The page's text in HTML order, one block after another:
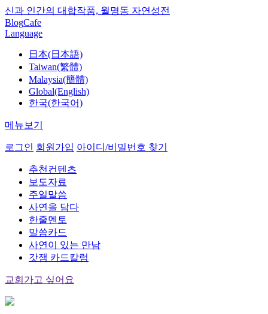
신과 인간의 대합작품, 월명동 자연성전
BlogCafe
Language
日本(日本語)
Taiwan(繁體)
Malaysia(簡體)
Global(English)
한국(한국어)
메뉴보기
로그인 회원가입 아이디/비밀번호 찾기
추천컨텐츠
보도자료
주일말씀
사연을 담다
한줄멘토
말씀카드
사연이 있는 만남
갓잼 카드칼럼
교회가고 싶어요